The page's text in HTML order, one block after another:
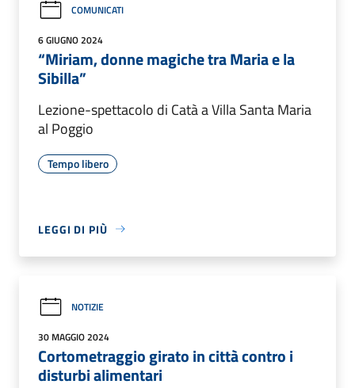
COMUNICATI
6 GIUGNO 2024
“Miriam, donne magiche tra Maria e la
Sibilla”
Lezione-spettacolo di Catà a Villa Santa Maria
al Poggio
Tempo libero
LEGGI DI PIÙ
NOTIZIE
30 MAGGIO 2024
Cortometraggio girato in città contro i
disturbi alimentari